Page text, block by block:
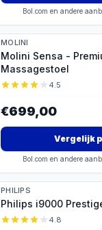
Bol.com en andere
MOLINI
Molini Sensa -
Massagestoel
4.5
€699,00
Vergelijk
Bol.com en andere
PHILIPS
Philips i9000
4.8